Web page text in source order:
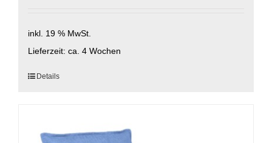
inkl. 19 % MwSt.
Lieferzeit: ca. 4 Wochen
Details